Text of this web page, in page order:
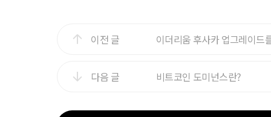
이전 글 이더리움 후사카 업그레이드
다음 글 비트코인 도미넌스란?